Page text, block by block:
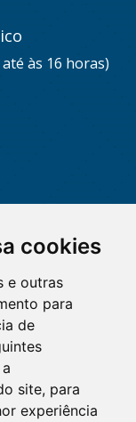
cookies
e outras
para
de
site, para
experiência
às 16 horas)